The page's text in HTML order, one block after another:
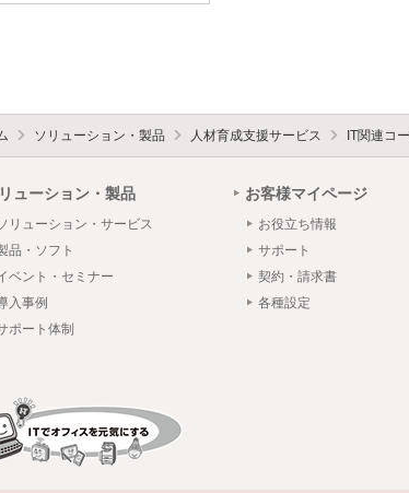
ソリューション・製品 人材育成支援サービス IT関連コ
ューション・製品
リューション・サービス
品・ソフト
ベント・セミナー
入事例
ポート体制
お客様マイページ
お役立ち情報
サポート
契約・請求書
各種設定